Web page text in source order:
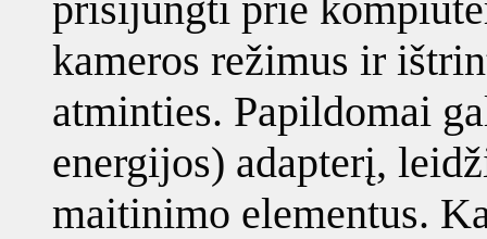
kameros režimus ir
atminties. Papildomai
energijos) adapterį,
maitinimo elementus.